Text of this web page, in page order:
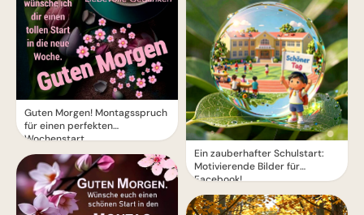
Guten Morgen! Montagsspruch
für einen perfekten
Wochenstart
Ein zauberhafter Schulstart:
Motivierende Bilder für
Facebook!